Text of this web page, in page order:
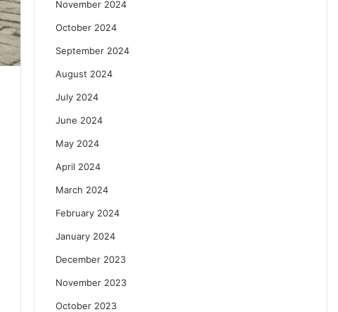
November 2024
October 2024
September 2024
August 2024
July 2024
June 2024
May 2024
April 2024
March 2024
February 2024
January 2024
December 2023
November 2023
October 2023